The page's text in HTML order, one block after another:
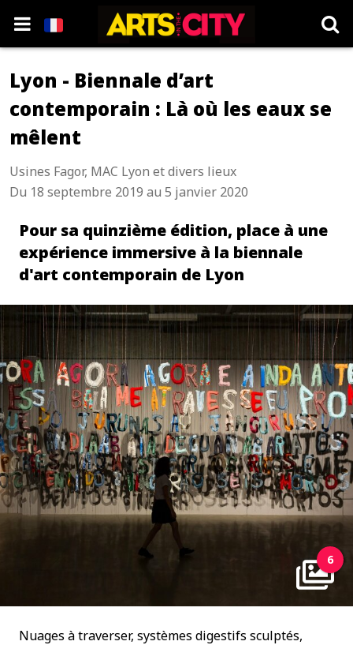
Lyon - Biennale d’art
contemporain : Là où les eaux se
mêlent
Usines Fagor, MAC Lyon et divers lieux
Du 18 septembre 2019 au 5 janvier 2020
Pour sa quinzième édition, place à une
expérience immersive à la biennale
d'art contemporain de Lyon
6
Nuages à traverser, systèmes digestifs sculptés,